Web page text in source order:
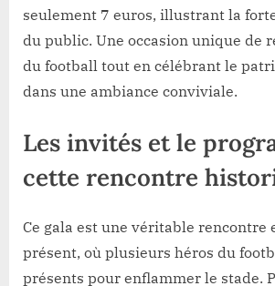
seulement 7 euros, illustrant la
du public. Une occasion unique de
du football tout en célébrant le
dans une ambiance conviviale.
Les invités et le
cette rencontre
Ce gala est une véritable rencontre
présent, où plusieurs héros du
présents pour enflammer le stade.